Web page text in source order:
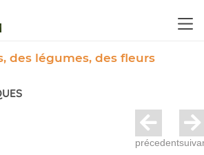
des légumes, des fleurs
précedent
cookies